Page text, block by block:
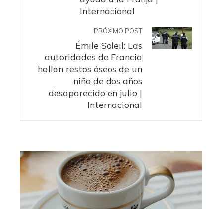
Internacional
PRÓXIMO POST
Émile Soleil: Las
autoridades de Francia
hallan restos óseos de un
niño de dos años
desaparecido en julio |
Internacional